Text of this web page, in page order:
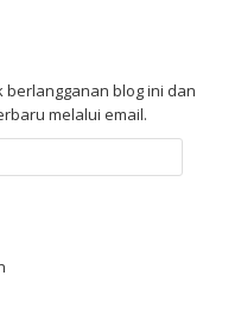
blog ini dan
melalui email.